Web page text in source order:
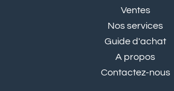
Ventes
Nos services
Guide d'achat
A propos
Contactez-nous